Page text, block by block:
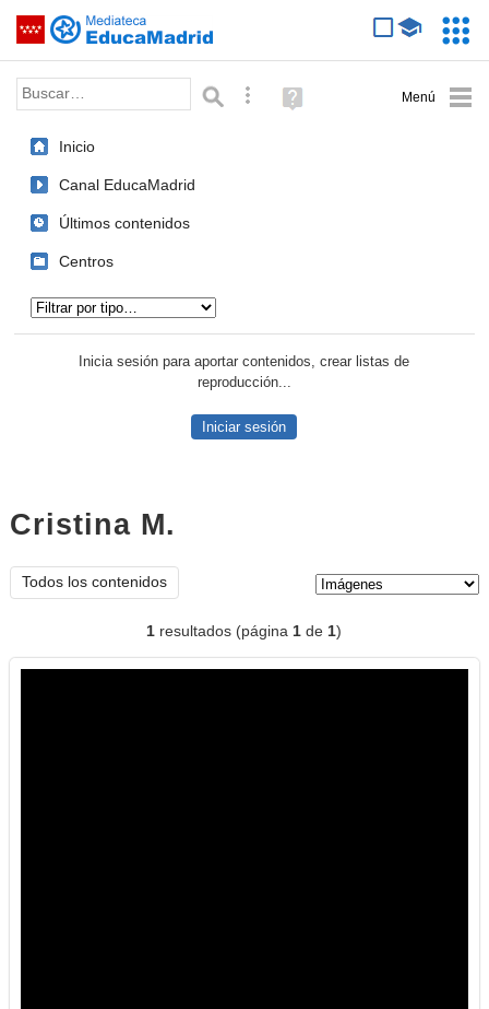
Saltar navegación
Palabra o frase: Búsqueda avanzada
Ayuda
(en
Inicio
Canal EducaMadrid
Últimos contenidos
Centros
Inicia sesión para aportar contenidos, crear listas de
reproducción...
Iniciar sesión
Cristina M.
Todos los contenidos
1 resultados (página1 de1)